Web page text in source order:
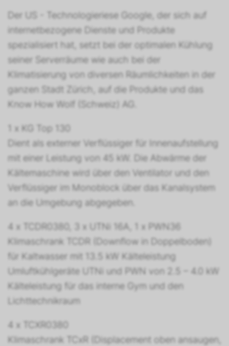
Der US - Technologieriese Google, der sich auf
internetbezogene Dienste und Produkte
spezialisiert hat, setzt bei der optimalen Kühlung
seiner Serverräume wie auch bei der
Klimatisierung von diversen Räumlichkeiten in der
ganzen Stadt Zürich, auf die Produkte und das
Know How Wolf (Schweiz) AG.
1 x KG Top 130
Dient als externer Verflüssiger für Innenaufstellung
mit einer Leistung von 45 kW. Die Abwärme der
Kältemaschine wird über den Ventilator und den
Verflüssiger im Monoblock über das Kanalsystem
an die Umgebung abgegeben.
4 x TCDR0380, 3 x UTNi 16A, 1 x PWN36
Klimaschrank TCDR (Downflow in Doppelboden)
für Kaltwasser mit 13.5 kW Kälteleistung
Umluftkühlgeräte UTNi und PWN von 2.5 – 4.0 kW
Kälteleistung für das interne Gym und den
Lichttechnikraum
4 x TCXR0380
Klimaschrank TCxR (Displacement oben ansaugen,